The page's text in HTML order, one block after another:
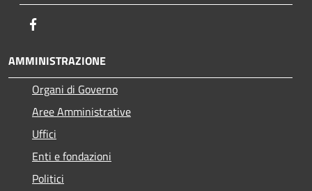
AMMINISTRAZIONE
Organi di Governo
Aree Amministrative
Uffici
Enti e fondazioni
Politici